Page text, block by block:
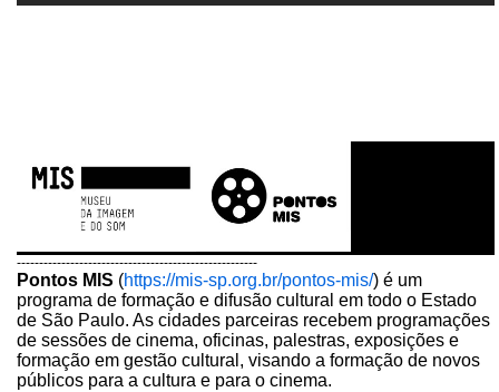
------------------------------------------------------
Pontos MIS (https://mis-sp.org.br/pontos-mis/) é um
programa de formação e difusão cultural em todo o Estado
de São Paulo. As cidades parceiras recebem programações
de sessões de cinema, oficinas, palestras, exposições e
formação em gestão cultural, visando a formação de novos
públicos para a cultura e para o cinema.